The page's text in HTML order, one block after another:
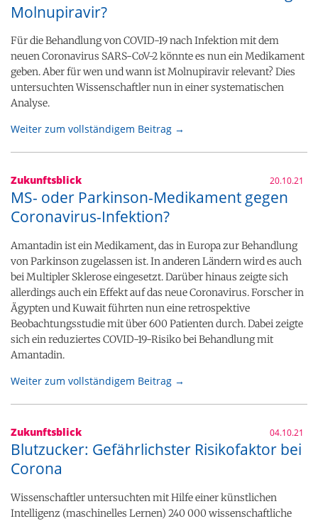
Molnupiravir?
Für die Behandlung von COVID-19 nach Infektion mit dem
neuen Coronavirus SARS-CoV-2 könnte es nun ein Medikament
geben. Aber für wen und wann ist Molnupiravir relevant? Dies
untersuchten Wissenschaftler nun in einer systematischen
Analyse.
Weiter zum vollständigem Beitrag →
Zukunftsblick 20.10.21
MS- oder Parkinson-Medikament gegen
Coronavirus-Infektion?
Amantadin ist ein Medikament, das in Europa zur Behandlung
von Parkinson zugelassen ist. In anderen Ländern wird es auch
bei Multipler Sklerose eingesetzt. Darüber hinaus zeigte sich
allerdings auch ein Effekt auf das neue Coronavirus. Forscher in
Ägypten und Kuwait führten nun eine retrospektive
Beobachtungsstudie mit über 600 Patienten durch. Dabei zeigte
sich ein reduziertes COVID-19-Risiko bei Behandlung mit
Amantadin.
Weiter zum vollständigem Beitrag →
Zukunftsblick 04.10.21
Blutzucker: Gefährlichster Risikofaktor bei
Corona
Wissenschaftler untersuchten mit Hilfe einer künstlichen
Intelligenz (maschinelles Lernen) 240 000 wissenschaftliche